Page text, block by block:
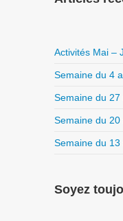
Activités Mai –
Semaine du 4
Semaine du
Semaine du
Semaine du
Soyez